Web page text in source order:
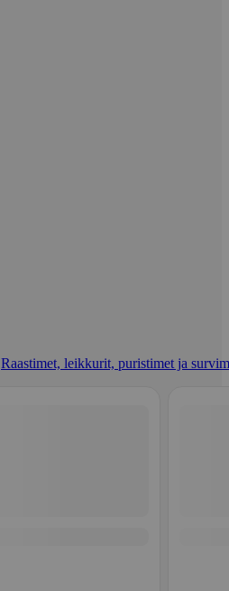
Raastimet, leikkurit, puristimet ja